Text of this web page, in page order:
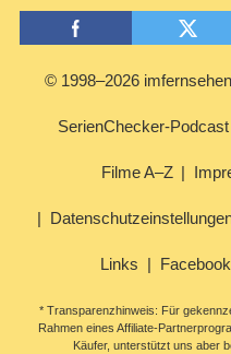
© 1998–2026
SerienChecker-Podcast
Filme A–Z
Links Facebook
* Transparenzhinweis: Für
Rahmen eines Affiliate-
Käufer, unterstützt uns aber